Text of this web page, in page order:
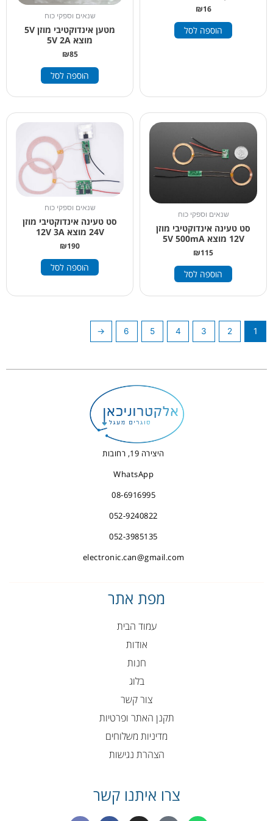
₪16
הוספה לסל
שנאים וספקי כוח
מטען אינדוקטיבי מוזן 5V
מוצא 5V 2A
₪85
הוספה לסל
שנאים וספקי כוח
סט טעינה אינדוקטיבי מוזן
12V מוצא 5V 500mA
₪115
הוספה לסל
שנאים וספקי כוח
סט טעינה אינדוקטיבי מוזן
24V מוצא 12V 3A
₪190
הוספה לסל
1
2
3
4
5
6
←
היצירה 19, רחובות
WhatsApp
08-6916995
052-9240822
052-3985135
electronic.can@gmail.com
מפת אתר
עמוד הבית
אודות
חנות
בלוג
צור קשר
תקנן האתר ופרטיות
מדיניות משלוחים
הצהרת נגישות
צרו איתנו קשר